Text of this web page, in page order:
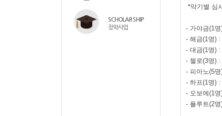
SCHOLAR SHIP
장학사업
*악기별 심
- 가야금(1명
- 해금(1명) :
- 대금(1명) :
- 첼로(3명) :
- 피아노(5명
- 하프(1명) :
- 오보에(1명
- 플루트(2명